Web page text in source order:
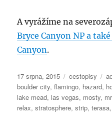
A vyrážíme na
Bryce Canyon NP a
Canyon.
Publikováno:
17 srpna, 2015 Rubriky:
cestopisy
boulder city,flamingo, hazard,
lake mead, las vegas, mosty,
relax,stratosphere,strip,terasa